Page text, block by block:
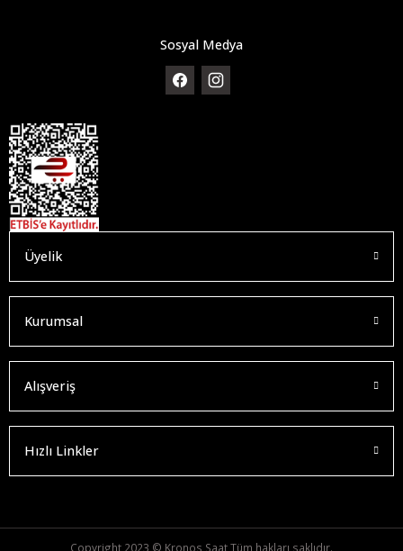
Sosyal Medya
Üyelik
Kurumsal
Alışveriş
Hızlı Linkler
Copyright 2023 © Kronos Saat Tüm hakları saklıdır.